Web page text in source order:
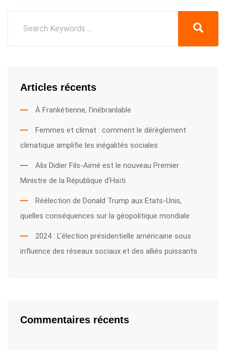
Articles récents
À Frankétienne, l’inébranlable
Femmes et climat : comment le dérèglement
climatique amplifie les inégalités sociales
Alix Didier Fils-Aimé est le nouveau Premier
Ministre de la République d’Haïti
Réélection de Donald Trump aux Etats-Unis,
quelles conséquences sur la géopolitique mondiale
2024 : L’élection présidentielle américaine sous
influence des réseaux sociaux et des alliés puissants
Commentaires récents